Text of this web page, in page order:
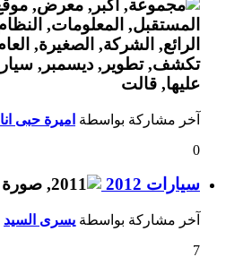
آخر مشاركة بواسطة اميرة حبى انا
0
سيارات 2012
آخر مشاركة بواسطة يسرى السيد
7